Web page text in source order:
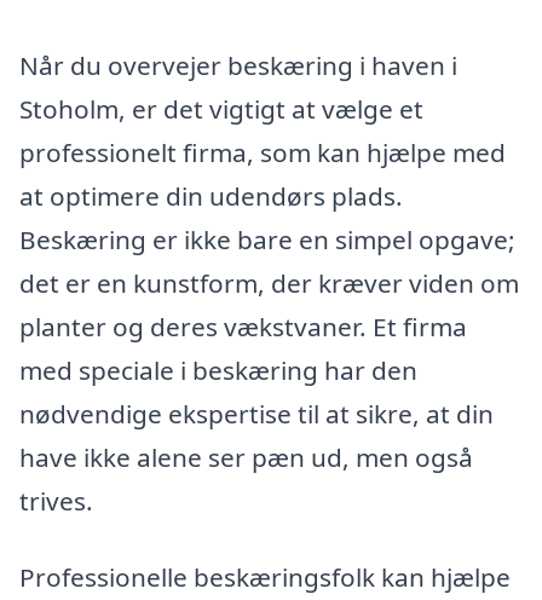
Når du overvejer beskæring i haven i
Stoholm, er det vigtigt at vælge et
professionelt firma, som kan hjælpe med
at optimere din udendørs plads.
Beskæring er ikke bare en simpel opgave;
det er en kunstform, der kræver viden om
planter og deres vækstvaner. Et firma
med speciale i beskæring har den
nødvendige ekspertise til at sikre, at din
have ikke alene ser pæn ud, men også
trives.
Professionelle beskæringsfolk kan hjælpe